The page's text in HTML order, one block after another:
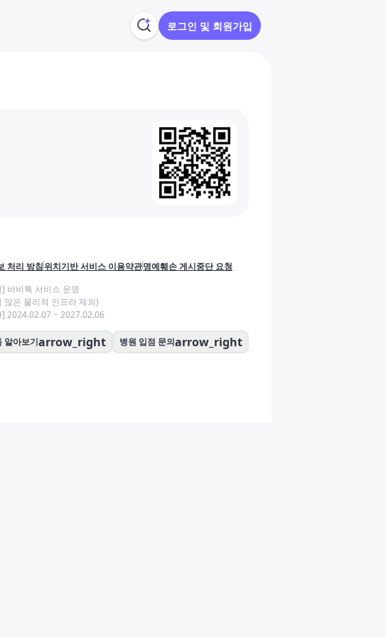
로그인 및 회원가입
처리 방침위치기반 서비스 이용약관명예훼손 게시중단 요청
바비톡 서비스 운영
않은 물리적 인프라 제외)
] 2024.02.07 ~ 2027.02.06
알아보기arrow_right 병원 입점 문의arrow_right